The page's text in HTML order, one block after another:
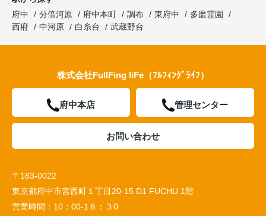
府中
分倍河原 府中本町 調布 東府中
多磨霊園
西府
中河原 白糸台 武蔵野台
株式会社FullFing liFe（ﾌﾙﾌｨﾝｸﾞﾗｲﾌ）
府中本店 管理センター
お問い合わせ
〒183-0022
東京都府中市宮西町１丁目20-15 D1 FUCHU 1階
営業時間： 10：00-1８：３0